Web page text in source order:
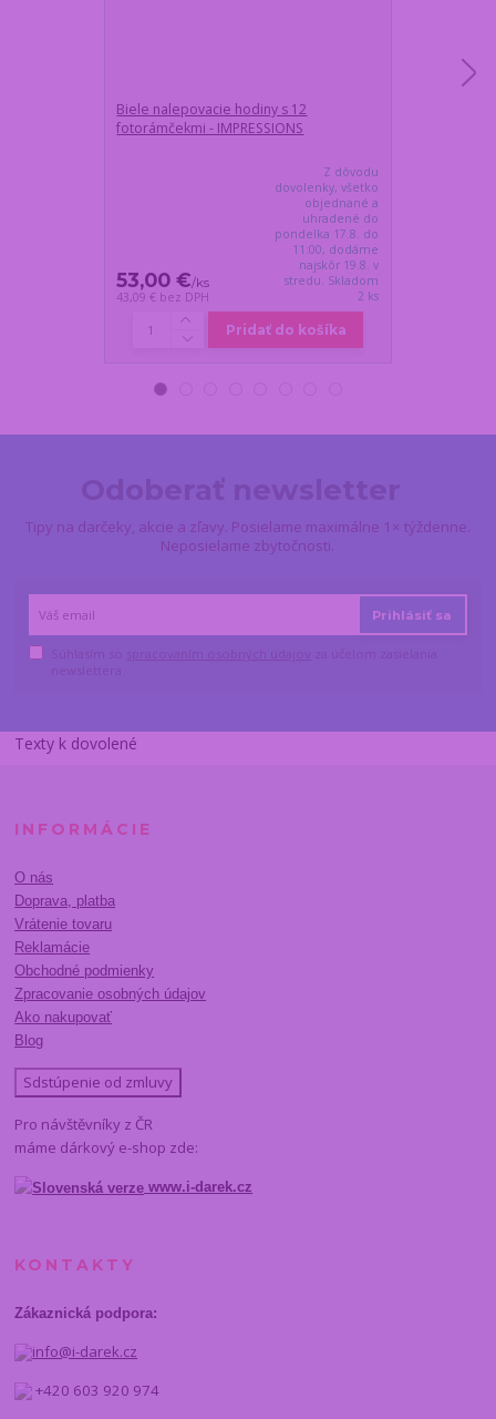
Biele nalepovacie hodiny s 12
fotorámčekmi - IMPRESSIONS
53,00 €/ks
43,09 € bez DPH
Z dôvodu
dovolenky, všetko
objednané a
uhradené do
pondelka 17.8. do
11:00, dodáme
najskôr 19.8. v
stredu. Skladom
2 ks
Pridať do košíka
Tipy na darčeky, akcie a zľavy. Posielame maximálne 1× týždenne.
Neposielame zbytočnosti.
Prihlásiť sa
Texty k dovolené
INFORMÁCIE
O nás
Doprava, platba
Vrátenie tovaru
Reklamácie
Obchodné podmienky
Zpracovanie osobných údajov
Ako nakupovať
Blog
Sdstúpenie od zmluvy
Pro návštěvníky z ČR
máme dárkový e-shop zde:
www.i-darek.cz
KONTAKTY
Zákaznická podpora:
info@i-darek.cz
+420 603 920 974